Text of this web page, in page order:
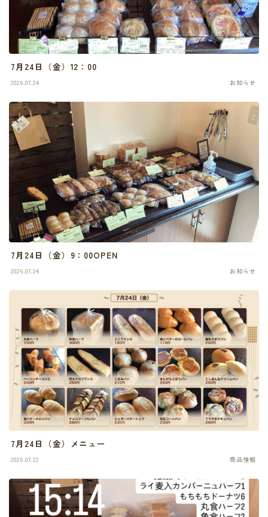
7月24日（金）12：00
2026.07.24 お知らせ
7月24日（金）9：00OPEN
2026.07.24 お知らせ
7月24日（金）メニュー
2026.07.22 商品情報